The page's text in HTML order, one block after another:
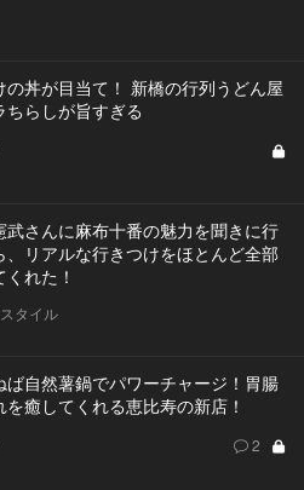
の丼が目当て！ 新橋の行列うどん屋
ちらしが旨すぎる
武さんに麻布十番の魅力を聞きに行
、リアルな行きつけをほとんど全部
くれた！
タイル
ば自然薯鍋でパワーチャージ！胃腸
を癒してくれる恵比寿の新店！
2